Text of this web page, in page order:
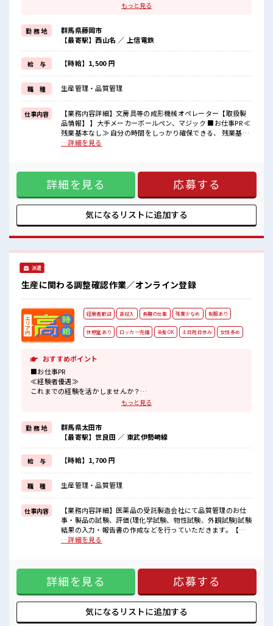
≪ラクラク制服アリ≫
制服があるので、
毎日の服装の悩み解消♪
≪未経験の方も大カンゲイ≫
新しいことにチャレンジするのは不安だけど、
しっかり働く環境が整っています！
イチからスキルUP・ステップUP目指していきましょう！
≪様々なお仕事をご提案≫
一人で悩まず気軽に相談できる、
派遣のお仕事です！
■職場の雰囲気
≪20代の方が多数活躍中の職場≫
ロッカー付き職場♪
高収入もバッチリ目指せますよ！
もっと見る
勤 務 地
群馬県藤岡市
【最寄駅】西山名 ／ 上信電鉄
給 与 【時給】1,500 円
職 種 生産管理・品質管理
仕事内容
【業務内容詳細】文房具等の成形機械オペレーター【取扱製
品情報】 】大手メーカーボールペン、マジック ■お仕事PR ≪
残業基本なし≫ 自分の時間をしっかり確保できる、 残業基本
ナシのお仕事♪ オンとオフをきっちり切り替えたい方にオス
ンジするのは不安だけど、 しっかり働く環境が整っていま
す！ イチからスキルUP・ステップUP目指していきましょ
う！ ≪様々なお仕事をご提案≫ 一人で悩まず気軽に相談でき
る、 派遣のお仕事です！ ■職場の雰囲気 ≪20代の方が多数活
躍中の職場≫ 仕事の合間の息抜きは休憩室で♪ 持ち物が多い
あなたにもぴったり☆ ロッカー付き職場♪ 高収入もバッチリ
…詳細を見る
詳細を見る 応募する
気になるリストに追加する
派遣
生産に関わる調整確認作業／オンライン登録
経験者歓迎 高収入 長期の仕事 残業少なめ 制服あり
休憩室あり ロッカー完備 染髪OK 土日祝日休み 女性多め
おすすめポイント
■お仕事PR
≪経験者優遇≫
これまでの経験を活かしませんか？
≪女性も活躍できる職場≫
もちろん男性の応募も歓迎です！
≪プライベートが充実する≫
場合によってはお願いすることもありますが、
残業はほとんどナシ！
≪完全週休二日制≫
週末は家族や友人と一緒にプライベート満喫！
≪モチベーションもUP≫
派手過ぎなければ髪型や髪色自由♪
(規定有)制服があると毎日の服選びに悩まずOK♪
■職場の雰囲気
女性多めで休み時間は女子トークがあふれる職場です！
もっと見る
勤 務 地
群馬県太田市
【最寄駅】世良田 ／ 東武伊勢崎線
給 与 【時給】1,700 円
職 種 生産管理・品質管理
仕事内容
【業務内容詳細】医薬品の受託製造会社にて品質管理のお仕
事・製品の試験、評価(理化学試験、物性試験、外観試験)試験
結果の入力・報告書の作成などを行っていただきます。【取
扱製品情報】製剤 ■お仕事PR ≪経験者優遇≫ これまでの経験
ろん男性の応募も歓迎です！ ≪プライベートが充実する≫ 場
合によってはお願いすることもありますが、 残業はほとんど
ナシ！ ≪完全週休二日制≫ 週末は家族や友人と一緒にプライ
ベート満喫！ ≪モチベーションもUP≫ 派手過ぎなければ髪型
や髪色自由♪ (規定有)制服があると毎日の服選びに悩まず
…詳細を見る
詳細を見る 応募する
気になるリストに追加する